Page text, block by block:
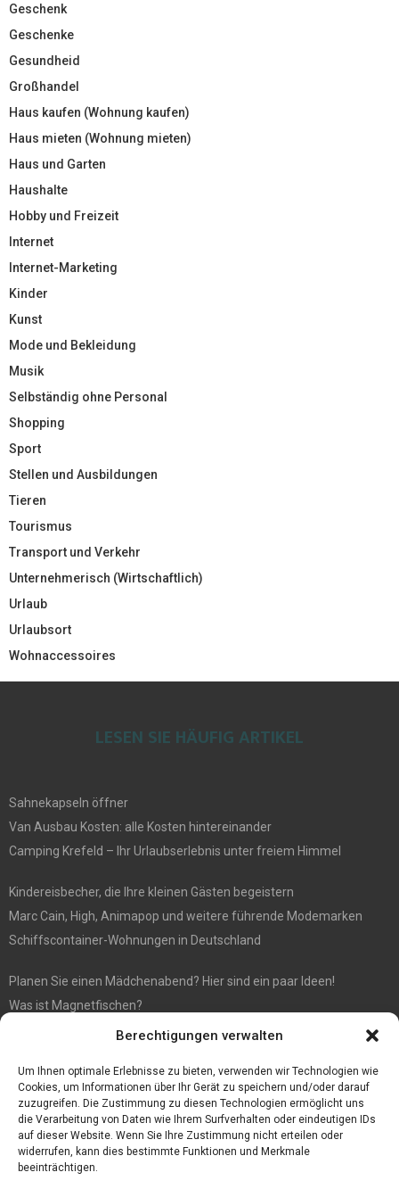
Berechtigungen verwalten
Um Ihnen optimale Erlebnisse zu bieten, verwenden wir Technologien wie
Cookies, um Informationen über Ihr Gerät zu speichern und/oder darauf
zuzugreifen. Die Zustimmung zu diesen Technologien ermöglicht uns
die Verarbeitung von Daten wie Ihrem Surfverhalten oder eindeutigen IDs
auf dieser Website. Wenn Sie Ihre Zustimmung nicht erteilen oder
widerrufen, kann dies bestimmte Funktionen und Merkmale
beeinträchtigen.
Geschenk
Geschenke
Gesundheid
Großhandel
Haus kaufen (Wohnung kaufen)
Haus mieten (Wohnung mieten)
Haus und Garten
Haushalte
Hobby und Freizeit
Internet
Internet-Marketing
Kinder
Kunst
Mode und Bekleidung
Musik
Selbständig ohne Personal
Shopping
Sport
Stellen und Ausbildungen
Tieren
Tourismus
Transport und Verkehr
Unternehmerisch (Wirtschaftlich)
Urlaub
Urlaubsort
Wohnaccessoires
LESEN SIE HÄUFIG ARTIKEL
Sahnekapseln öffner
Van Ausbau Kosten: alle Kosten hintereinander
Camping Krefeld – Ihr Urlaubserlebnis unter freiem Himmel
Kindereisbecher, die Ihre kleinen Gästen begeistern
Marc Cain, High, Animapop und weitere führende Modemarken
Schiffscontainer-Wohnungen in Deutschland
Planen Sie einen Mädchenabend? Hier sind ein paar Ideen!
Was ist Magnetfischen?
FIFA 21 FOF PTG Überprüfung
Sport Kort: Chelsea-Trainer pausiert für ein Spiel